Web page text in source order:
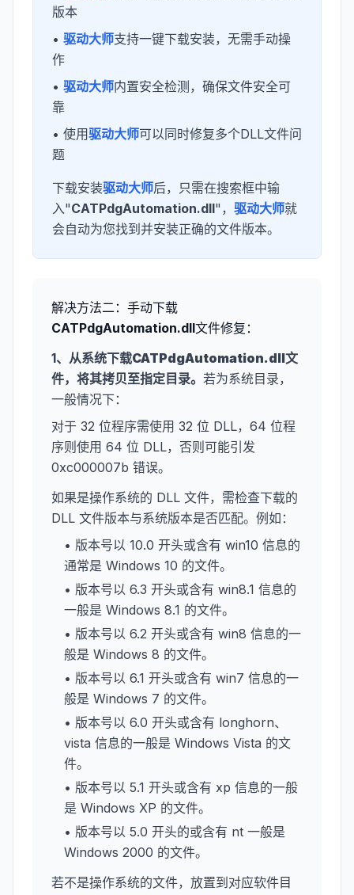
版本
• 驱动大师支持一键下载安装，无需手动操
作
• 驱动大师内置安全检测，确保文件安全可
靠
• 使用驱动大师可以同时修复多个DLL文件问
题
下载安装驱动大师后，只需在搜索框中输
入"CATPdgAutomation.dll"， 驱动大师就
会自动为您找到并安装正确的文件版本。
解决方法二：手动下载
CATPdgAutomation.dll文件修复：
1、从系统下载CATPdgAutomation.dll文
件，将其拷贝至指定目录。 若为系统目录，
一般情况下：
对于 32 位程序需使用 32 位 DLL，64 位程
序则使用 64 位 DLL，否则可能引发
0xc000007b 错误。
如果是操作系统的 DLL 文件，需检查下载的
DLL 文件版本与系统版本是否匹配。例如：
• 版本号以 10.0 开头或含有 win10 信息的
通常是 Windows 10 的文件。
• 版本号以 6.3 开头或含有 win8.1 信息的
一般是 Windows 8.1 的文件。
• 版本号以 6.2 开头或含有 win8 信息的一
般是 Windows 8 的文件。
• 版本号以 6.1 开头或含有 win7 信息的一
般是 Windows 7 的文件。
• 版本号以 6.0 开头或含有 longhorn、
vista 信息的一般是 Windows Vista 的文
件。
• 版本号以 5.1 开头或含有 xp 信息的一般
是 Windows XP 的文件。
• 版本号以 5.0 开头的或含有 nt 一般是
Windows 2000 的文件。
若不是操作系统的文件，放置到对应软件目